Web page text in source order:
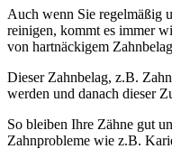
Auch wenn Sie regelmäßig
reinigen, kommt es immer
von hartnäckigem
Dieser Zahnbelag, z.B.
werden und danach dieser
So bleiben Ihre Zähne gut
Zahnprobleme wie z.B.